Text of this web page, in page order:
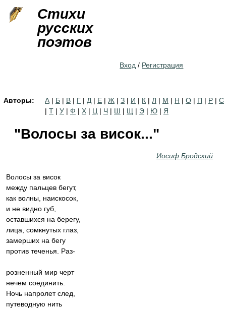
Стихи
русских
поэтов
Вход / Регистрация
Авторы: А | Б | В | Г | Д | Е | Ж | З | И | К | Л | М | Н | О | П | Р | С
| Т | У | Ф | Х | Ц | Ч | Ш | Щ | Э | Ю | Я
"Волосы за висок..."
Иосиф Бродский
Волосы за висок
между пальцев бегут,
как волны, наискосок,
и не видно губ,
оставшихся на берегу,
лица, сомкнутых глаз,
замерших на бегу
против теченья. Раз-
розненный мир черт
нечем соединить.
Ночь напролет след,
путеводную нить